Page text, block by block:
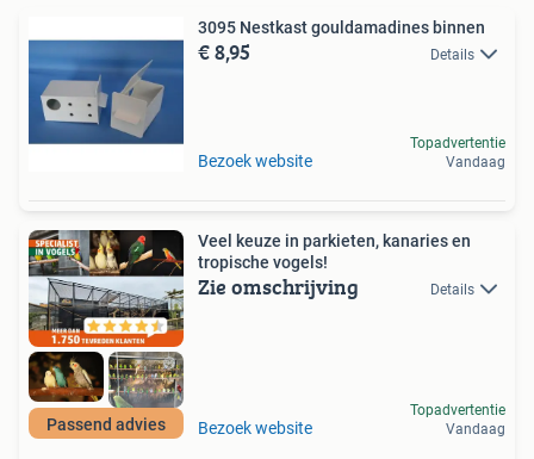
3095 Nestkast gouldamadines binnen
€ 8,95 Details
Bezoek website
Topadvertentie
Vandaag
Passend advies
Veel keuze in parkieten, kanaries en
tropische vogels!
Zie omschrijving Details
Bezoek website
Topadvertentie
Vandaag